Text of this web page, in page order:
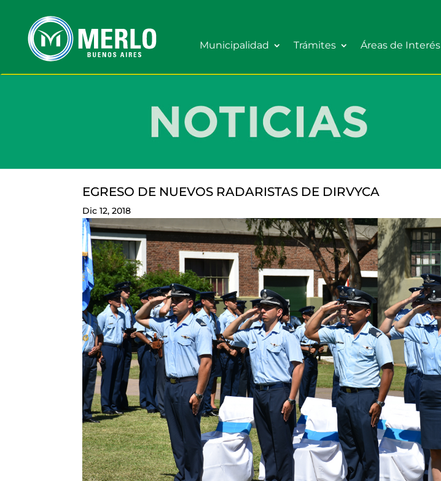
Municipalidad Trámites Áreas de Interés
EGRESO DE NUEVOS RADARISTAS DE DIRVYCA
Dic 12, 2018